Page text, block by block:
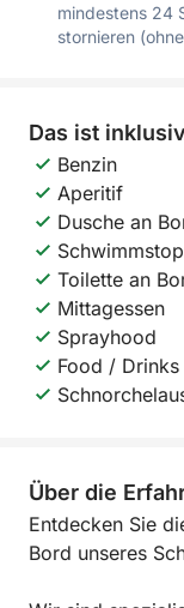
mindestens 24
stornieren
Das ist
Benzin
Aperitif
Dusche an
Toilette an
Mittagessen
Sprayhood
Food / Drinks
Über die
Entdecken Sie
Bord unseres